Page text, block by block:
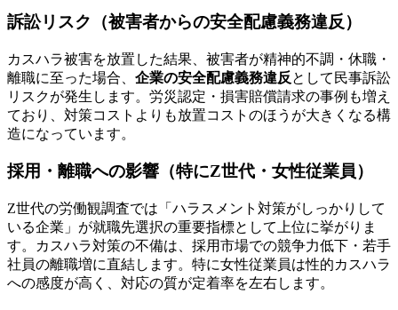
訴訟リスク（被害者からの安全配慮義務違反）
カスハラ被害を放置した結果、被害者が精神的不調・休職・
離職に至った場合、 企業の安全配慮義務違反 として民事訴訟
リスクが発生します。労災認定・損害賠償請求の事例も増え
ており、対策コストよりも放置コストのほうが大きくなる構
造になっています。
採用・離職への影響（特にZ世代・女性従業員）
Z世代の労働観調査では「ハラスメント対策がしっかりして
いる企業」が就職先選択の重要指標として上位に挙がりま
す。カスハラ対策の不備は、採用市場での競争力低下・若手
社員の離職増に直結します。特に女性従業員は性的カスハラ
への感度が高く、対応の質が定着率を左右します。